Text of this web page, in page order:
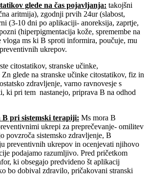
glede na čas pojavljanja: takojšni
aritmija), zgodnji prvih 24ur (slabost,
(3-10 dni po aplikaciji- anoreksija, zaprtje,
(hiperpigmentacija kože, spremembe na
vloga ms ki B sproti informira, poučuje, mu
ukrepov.
citostatikov, stranske učinke,
Zn glede na stranske učinke citostatikov, fiz in
zdravljenje, varno ravnovesje s
ki pri tem nastanejo, priprava B na odhod
pri sistemski terapiji: Ms mora B
ukrepi za preprečevanje- omilitev
povzroča sistemsko zdravljenje, B
preventivnih ukrepov in ocenjevati njihovo
podajamo razumljivo. Pred pričetkom
ki obsegajo predvideno št aplikacij
bo dobival zdravilo, pričakovani stranski